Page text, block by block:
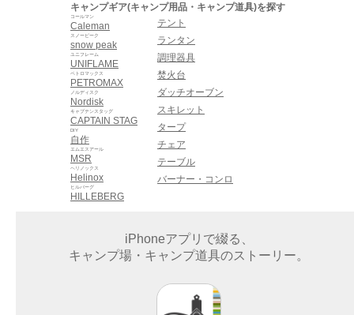
キャンプギア(キャンプ用品・キャンプ道具)を探す
Caleman
コールマン
snow peak
スノーピーク
UNIFLAME
ユニフレーム
PETROMAX
ペトロマックス
Nordisk
ノルディスク
CAPTAIN STAG
キャプテンスタッグ
自作
DIY
MSR
エムエスアール
Helinox
ヘリノックス
HILLEBERG
ヒルバーグ
テント
ランタン
調理器具
焚火台
ダッチオーブン
スキレット
タープ
チェア
テーブル
バーナー・コンロ
iPhoneアプリで綴る、
キャンプ場・キャンプ道具のストーリー。